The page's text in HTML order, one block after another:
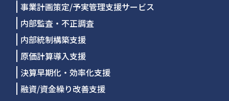
事業計画策定/予実管理支援サービス
内部監査・不正調査
内部統制構築支援
原価計算導入支援
決算早期化・効率化支援
融資/資金繰り改善支援